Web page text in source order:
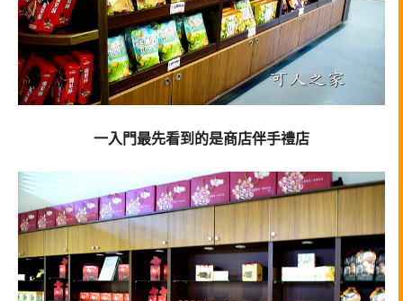
一入門最先看到的是商店伴手禮店